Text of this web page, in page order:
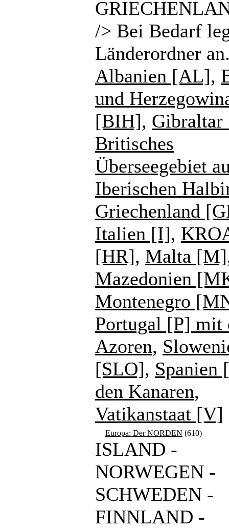
/> Bei Bedarf
Länderordner
Albanien [AL],
und
[BIH], Gibraltar
Britisches
Überseegebiet
Iberischen
Griechenland
Italien [I],
[HR], Malta [M]
Mazedonien
Montenegro
Portugal [P] mit
Azoren,
[SLO], Spanien
den Kanaren,
Vatikanstaat [V]
Europa: Der NORDEN (610)
ISLAND -
NORWEGEN -
SCHWEDEN -
FINNLAND -